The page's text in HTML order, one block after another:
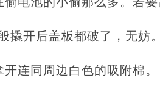
撬开后盖板都破了，无妨
连同周边白色的吸附棉。